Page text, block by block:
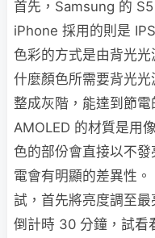
首先，Samsung 的
iPhone 採用的則是
色彩的方式是由背光
什麼顏色所需要背光
整成灰階，能達到節
AMOLED 的材質是用
色的部份會直接以不
電會有明顯的差異性
試，首先將亮度調至
倒計時 30 分鐘，試看